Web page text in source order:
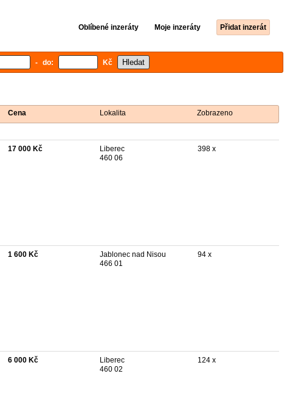
Oblíbené inzeráty Moje inzeráty Přidat inzerát
- do: Kč
Cena Lokalita Zobrazeno
17 000 Kč
Liberec
460 06
398 x
1 600 Kč
Jablonec nad Nisou
466 01
94 x
6 000 Kč
Liberec
460 02
124 x